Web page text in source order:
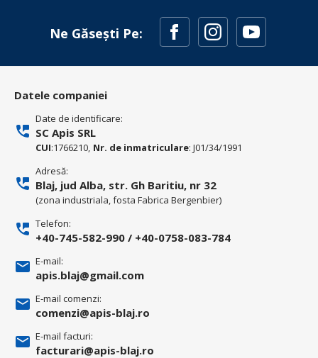
Ne Găsești Pe:
Datele companiei
Date de identificare:
SC Apis SRL
CUI:1766210, Nr. de inmatriculare: J01/34/1991
Adresă:
Blaj, jud Alba, str. Gh Baritiu, nr 32
(zona industriala, fosta Fabrica Bergenbier)
Telefon:
+40-745-582-990 / +40-0758-083-784
E-mail:
apis.blaj@gmail.com
E-mail comenzi:
comenzi@apis-blaj.ro
E-mail facturi:
facturari@apis-blaj.ro